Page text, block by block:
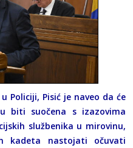
Policiji, Pisić je naveo da će
biti suočena s izazovima
službenika u mirovinu,
kadeta nastojati očuvati